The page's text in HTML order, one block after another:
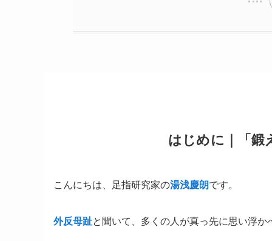
はじめに｜「鍛
こんにちは、足指研究家の湯浅慶朗です。
外反母趾と聞いて、多くの人が真っ先に思い浮か